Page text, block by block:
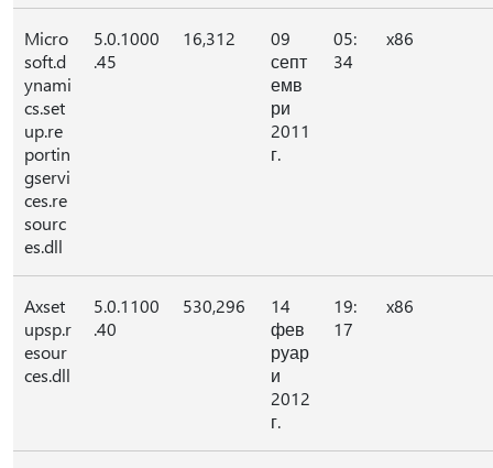
Micro
soft.d
ynami
cs.set
up.re
portin
gservi
ces.re
sourc
es.dll
5.0.1000
.45
16,312
09
септ
емв
ри
2011
г.
05:
34
x86
Axset
upsp.r
esour
ces.dll
5.0.1100
.40
530,296
14
фев
руар
и
2012
г.
19:
17
x86